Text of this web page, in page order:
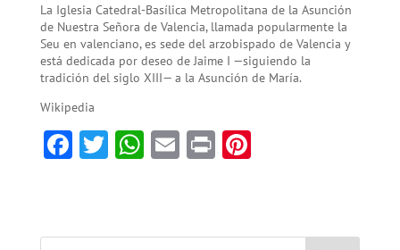
La Iglesia Catedral-Basílica Metropolitana de la Asunción
de Nuestra Señora de Valencia, llamada popularmente la
Seu en valenciano, es sede del arzobispado de Valencia y
está dedicada por deseo de Jaime I —siguiendo la
tradición del siglo XIII— a la Asunción de María.
Wikipedia
F
b
T
er
W
sA
E
l
Pr Pi
es